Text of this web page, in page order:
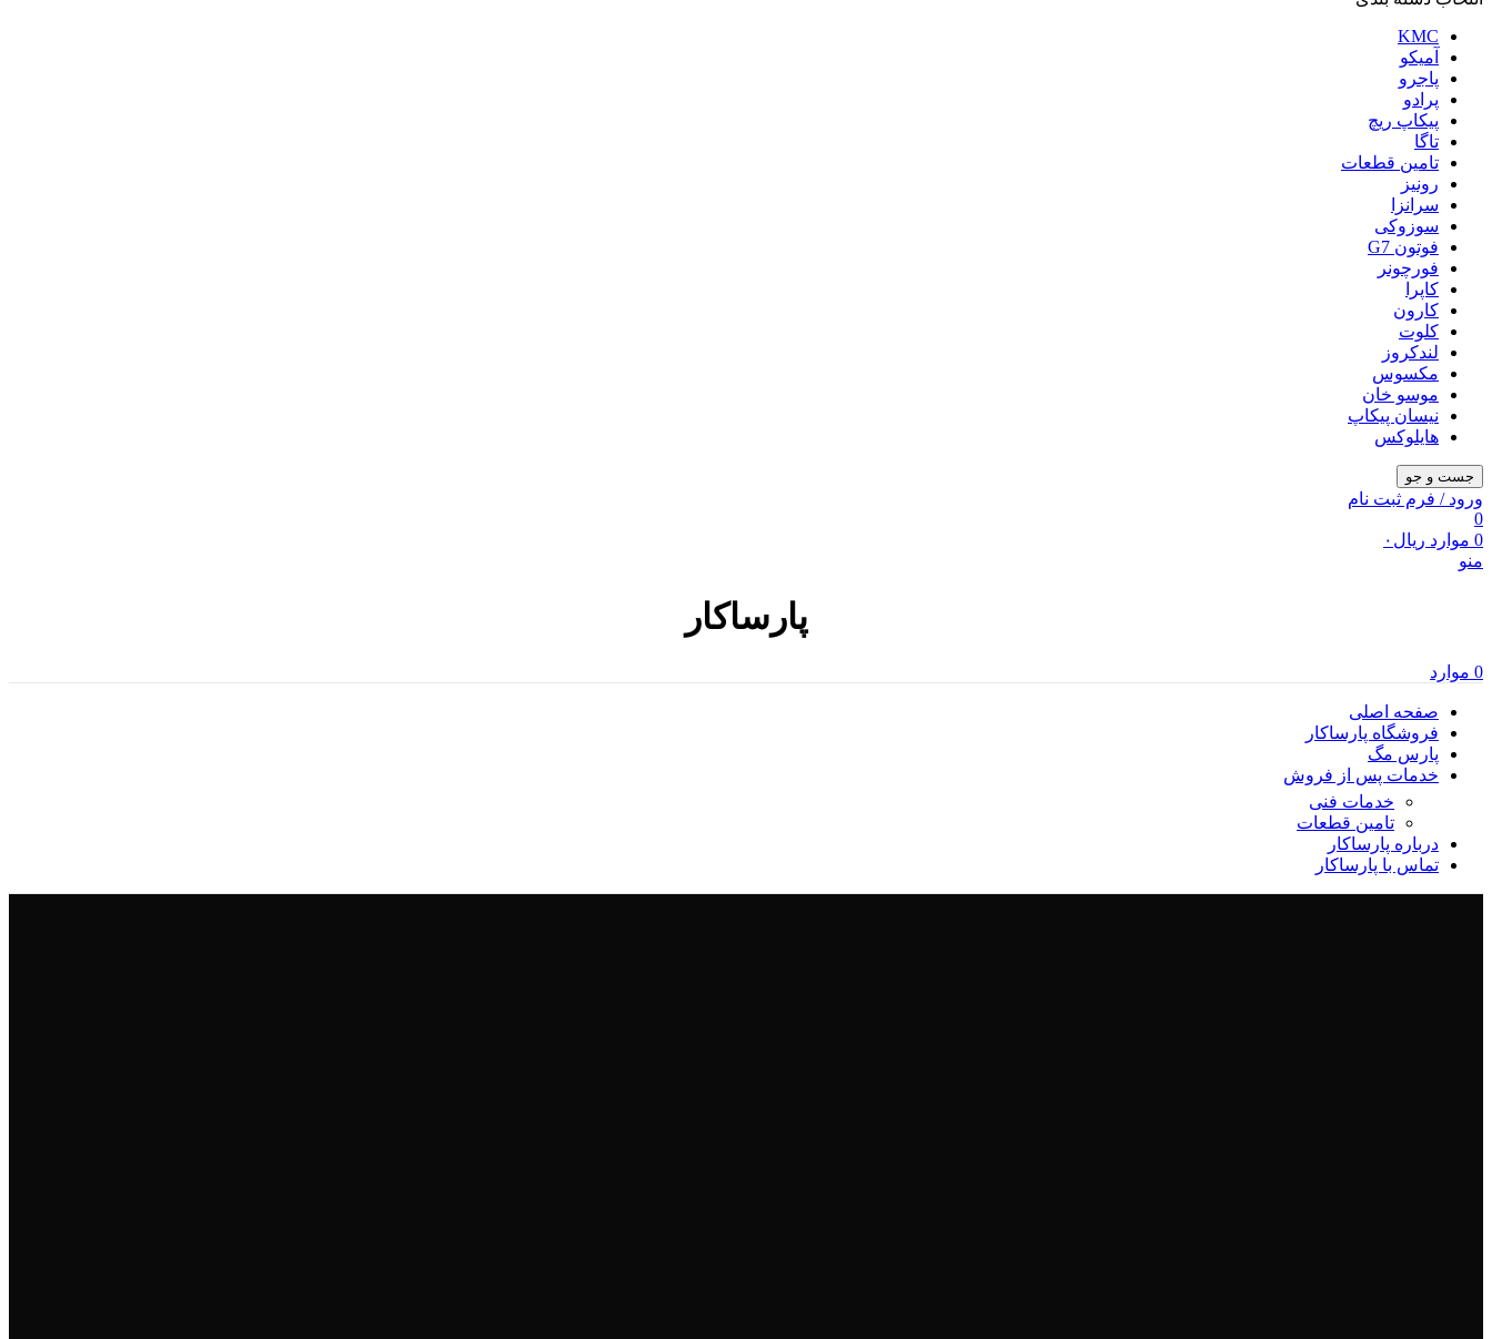
KMC
آمیکو
پاجرو
پرادو
پیکاپ ریچ
تاگا
تامین قطعات
رونیز
سرانزا
سوزوکی
فوتون G7
فورچونر
کاپرا
کارون
کلوت
لندکروز
مکسوس
موسو خان
نیسان پیکاپ
هایلوکس
جست و جو
ورود / فرم ثبت نام
0
0 موارد ریال ۰
منو
پارساکار
0 موارد
صفحه اصلی
فروشگاه پارساکار
پارس مگ
خدمات پس از فروش
خدمات فنی
تامین قطعات
درباره پارساکار
تماس با پارساکار